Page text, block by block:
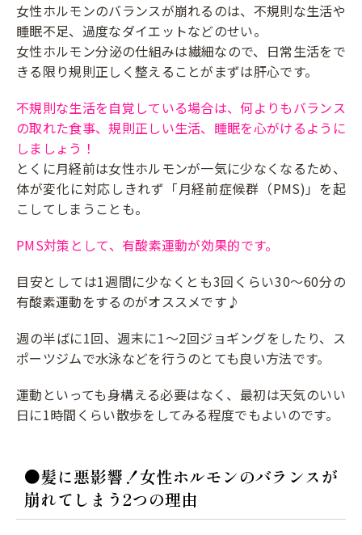
女性ホルモンのバランスが崩れるのは、不規則な生活や
睡眠不足、過度なダイエットなどのせい。
女性ホルモン分泌の仕組みは繊細なので、日常生活をで
きる限り規則正しく整えることがまずは肝心です。
不規則な生活を自覚している場合は、何よりもバランス
の取れた食事、規則正しい生活、睡眠を心がけるように
しましょう！
とくに月経前は女性ホルモンが一気に少なくなるため、
体が変化に対応しきれず「月経前症候群（PMS)」を起
こしてしまうことも。
PMS対策として、有酸素運動が効果的です。
目安としては1週間に少なくとも3回くらい30～60分の
有酸素運動をするのがオススメです♪
週の半ばに1回、週末に1～2回ジョギングをしたり、ス
ポーツジムで水泳などを行うのとても良い方法です。
運動といっても身構える必要はなく、最初は天気のいい
日に1時間くらい散歩をしてみる程度でもよいのです。
●髪に悪影響！女性ホルモンのバランスが
崩れてしまう2つの理由